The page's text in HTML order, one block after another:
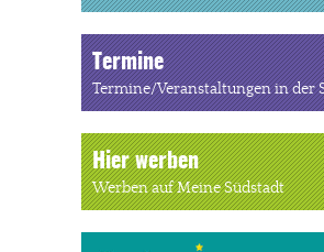
Termine
Termine/Veranstaltungen in der
Hier werben
Werben auf Meine Südstadt